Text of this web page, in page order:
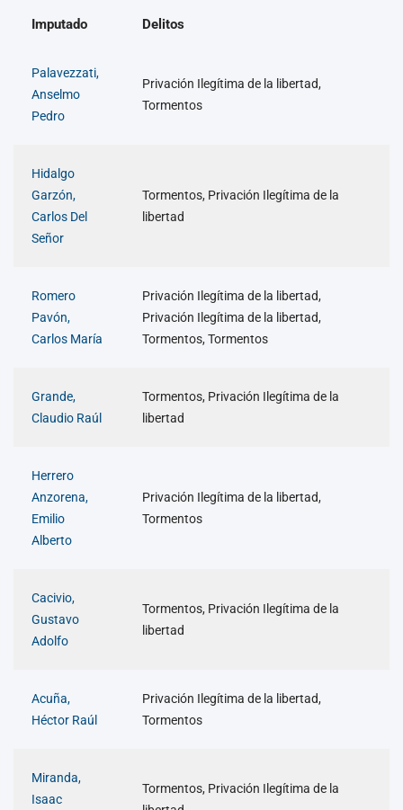
Imputado Delitos
Palavezzati,
Anselmo
Pedro
Privación Ilegítima de la libertad,
Tormentos
Hidalgo
Garzón,
Carlos Del
Señor
Tormentos, Privación Ilegítima de la
libertad
Romero
Pavón,
Carlos María
Privación Ilegítima de la libertad,
Privación Ilegítima de la libertad,
Tormentos, Tormentos
Grande,
Claudio Raúl
Tormentos, Privación Ilegítima de la
libertad
Herrero
Anzorena,
Emilio
Alberto
Privación Ilegítima de la libertad,
Tormentos
Cacivio,
Gustavo
Adolfo
Tormentos, Privación Ilegítima de la
libertad
Acuña,
Héctor Raúl
Privación Ilegítima de la libertad,
Tormentos
Miranda,
Isaac
Tormentos, Privación Ilegítima de la